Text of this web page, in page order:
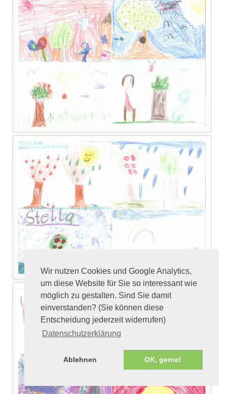
Wir nutzen Cookies und Google Analytics,
um diese Website für Sie so interessant wie
möglich zu gestalten. Sind Sie damit
einverstanden? (Sie können diese
Entscheidung jederzeit widerrufen)
Datenschutzerklärung
Ablehnen OK, gerne!